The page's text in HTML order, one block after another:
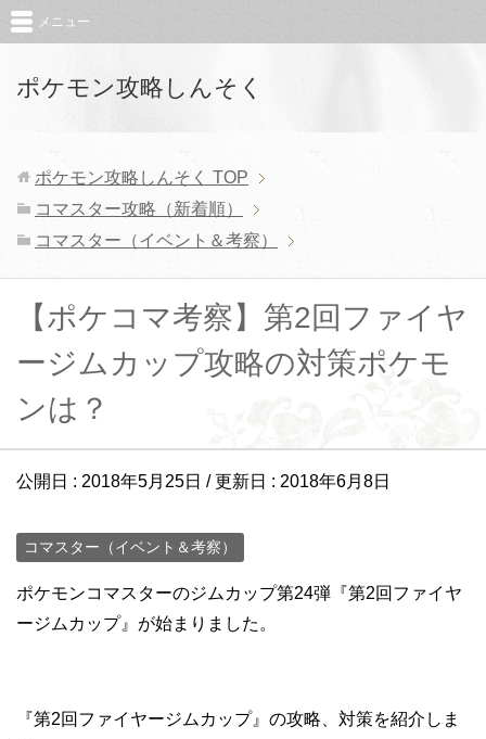
ポケモン攻略しんそく
メニュー
ポケモン攻略しんそく TOP
コマスター攻略（新着順）
コマスター（イベント＆考察）
【ポケコマ考察】第2回ファイヤ
ージムカップ攻略の対策ポケモ
ンは？
公開日 : 2018年5月25日 / 更新日 : 2018年6月8日
コマスター（イベント＆考察）
ポケモンコマスターのジムカップ第24弾『第2回ファイヤ
ージムカップ』が始まりました。
『第2回ファイヤージムカップ』の攻略、対策を紹介しま